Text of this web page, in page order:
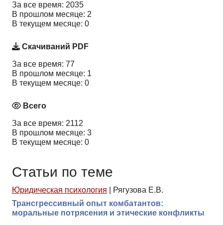
За все время: 2035
В прошлом месяце: 2
В текущем месяце: 0
Скачиваний PDF
За все время: 77
В прошлом месяце: 1
В текущем месяце: 0
Всего
За все время: 2112
В прошлом месяце: 3
В текущем месяце: 0
Статьи по теме
Юридическая психология
Рягузова Е.В.
Трансгрессивный опыт комбатантов:
моральные потрясения и этические конфликты